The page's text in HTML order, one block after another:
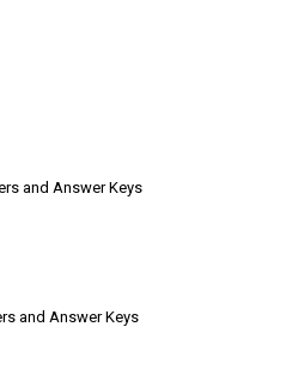
and Answer Keys
and Answer Keys